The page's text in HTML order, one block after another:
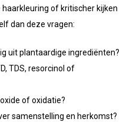
of kritischer kijken
dan deze vragen:
uit plantaardige ingrediënten?
TDS, resorcinol of
of oxidatie?
samenstelling en herkomst?